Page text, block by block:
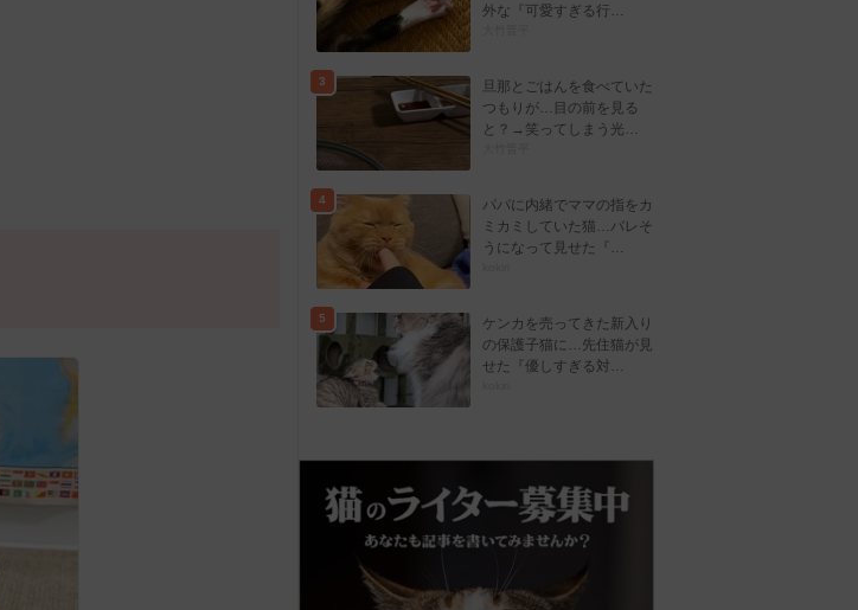
外な『可愛すぎる行…
3
旦那とごはんを食べていた
つもりが…目の前を見る
と？→笑ってしまう光…
4
パパに内緒でママの指をカ
ミカミしていた猫…バレそ
うになって見せた『…
5
ケンカを売ってきた新入り
の保護子猫に…先住猫が見
せた『優しすぎる対…